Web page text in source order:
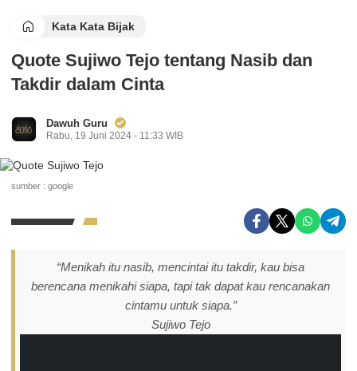
Kata Kata Bijak
Quote Sujiwo Tejo tentang Nasib dan
Takdir dalam Cinta
Dawuh Guru
Rabu, 19 Juni 2024 - 11:33 WIB
sumber : google
“Menikah itu nasib, mencintai itu takdir, kau bisa
berencana menikahi siapa, tapi tak dapat kau rencanakan
cintamu untuk siapa.”
Sujiwo Tejo